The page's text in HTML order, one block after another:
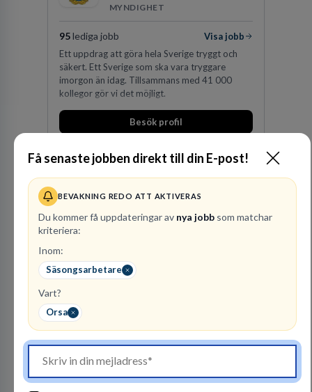
Få senaste jobben direkt till din E-post!
BEVAKNING REDO ATT AKTIVERAS
Du kommer få uppdateringar av nya jobb som matchar
kriteriera:
Inom:
Säsongsarbetare
Vart?
Orsa
MYNDIGHET
95lediga jobb
Visa jobb
Ett uppdrag att göra hela Sverige tryggt och
säkert. Ett Sverige som ska vara tryggare
imorgon än idag. Tillsammans med 41 000
kollegor gör vi det möjligt.
Besök profil
Finnvedens
1lediga jobb
Visa jobb
särskilde lastvagnsverksamheten från
personbilar på den dåvarande